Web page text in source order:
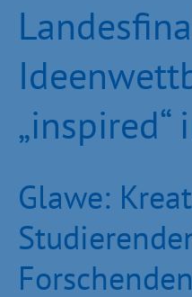
„inspired“
Glawe: